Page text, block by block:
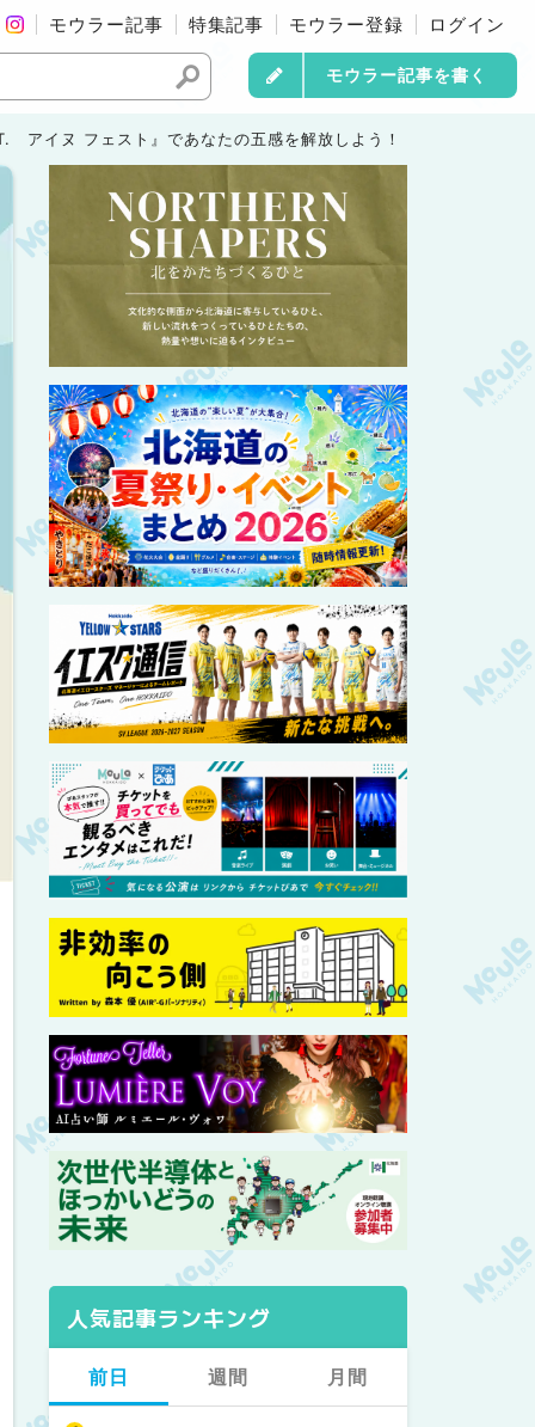
モウラー記事 特集記事 モウラー登録 ログイン
モウラー記事を書く
アイヌ フェスト』であなたの五感を解放しよう！
人気記事ランキング
前日 週間 月間